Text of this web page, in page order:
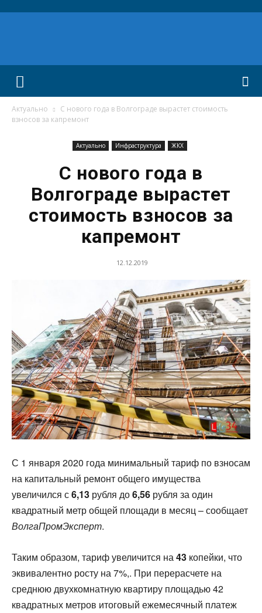
Актуально
С нового года в Волгограде вырастет стоимость
взносов за капремонт
Актуально Инфраструктура ЖКХ
С нового года в
Волгограде вырастет
стоимость взносов за
капремонт
12.12.2019
С 1 января 2020 года минимальный тариф по взносам
на капитальный ремонт общего имущества
увеличился с6,13 рубля до6,56 рубля за один
квадратный метр общей площади в месяц – сообщает
ВолгаПромЭксперт.
Таким образом, тариф увеличится на43 копейки, что
эквивалентно росту на 7%,. При перерасчете на
среднюю двухкомнатную квартиру площадью 42
квадратных метров итоговый ежемесячный платеж